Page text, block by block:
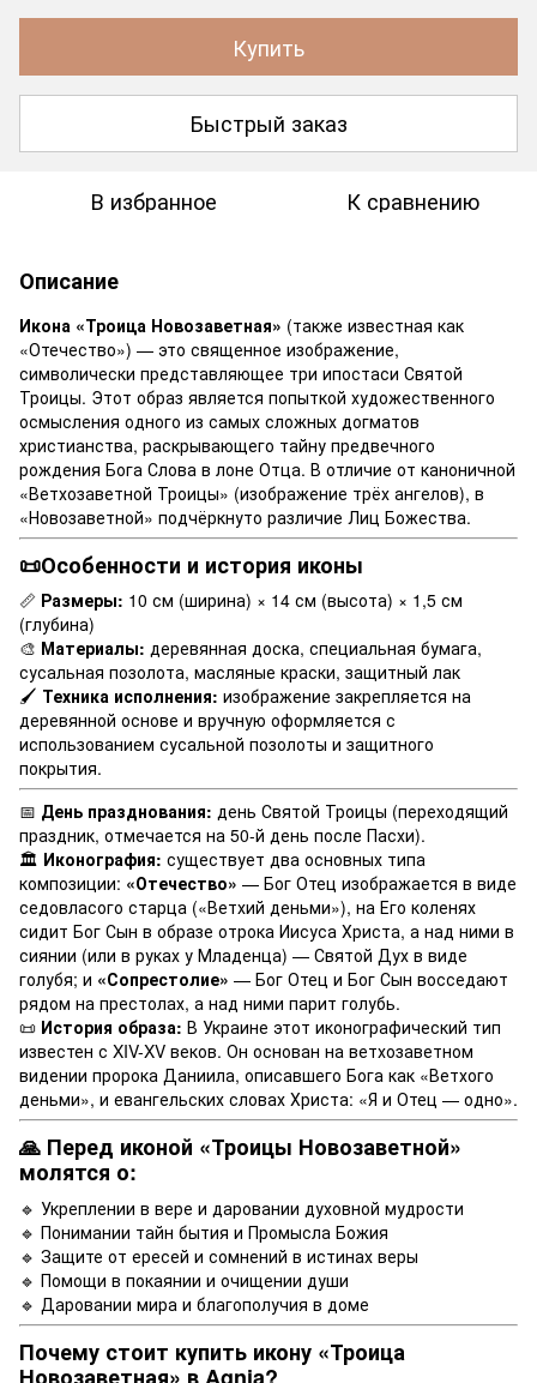
Купить
Быстрый заказ
В избранное К сравнению
Описание
Икона «Троица Новозаветная» (также известная как
«Отечество») — это священное изображение,
символически представляющее три ипостаси Святой
Троицы. Этот образ является попыткой художественного
осмысления одного из самых сложных догматов
христианства, раскрывающего тайну предвечного
рождения Бога Слова в лоне Отца. В отличие от каноничной
«Ветхозаветной Троицы» (изображение трёх ангелов), в
«Новозаветной» подчёркнуто различие Лиц Божества.
📜Особенности и история иконы
📏 Размеры: 10 см (ширина) × 14 см (высота) × 1,5 см
(глубина)
🎨 Материалы: деревянная доска, специальная бумага,
сусальная позолота, масляные краски, защитный лак
🖌 Техника исполнения: изображение закрепляется на
деревянной основе и вручную оформляется с
использованием сусальной позолоты и защитного
покрытия.
📅 День празднования: день Святой Троицы (переходящий
праздник, отмечается на 50-й день после Пасхи).
🏛 Иконография: существует два основных типа
композиции: «Отечество» — Бог Отец изображается в виде
седовласого старца («Ветхий деньми»), на Его коленях
сидит Бог Сын в образе отрока Иисуса Христа, а над ними в
сиянии (или в руках у Младенца) — Святой Дух в виде
голубя; и «Сопрестолие» — Бог Отец и Бог Сын восседают
рядом на престолах, а над ними парит голубь.
📜 История образа: В Украине этот иконографический тип
известен с XIV-XV веков. Он основан на ветхозаветном
видении пророка Даниила, описавшего Бога как «Ветхого
деньми», и евангельских словах Христа: «Я и Отец — одно».
🙏 Перед иконой «Троицы Новозаветной»
молятся о:
🔹 Укреплении в вере и даровании духовной мудрости
🔹 Понимании тайн бытия и Промысла Божия
🔹 Защите от ересей и сомнений в истинах веры
🔹 Помощи в покаянии и очищении души
🔹 Даровании мира и благополучия в доме
Почему стоит купить икону «Троица